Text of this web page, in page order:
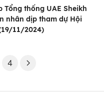
thống UAE Sheikh
nhân dịp tham dự Hội
11/2024)
4